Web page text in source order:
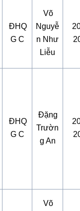
ĐHQ
G C
Võ
Nguyễ
n Như
Liễu
ĐHQ
G C
Đặng
Trườn
g An
Võ